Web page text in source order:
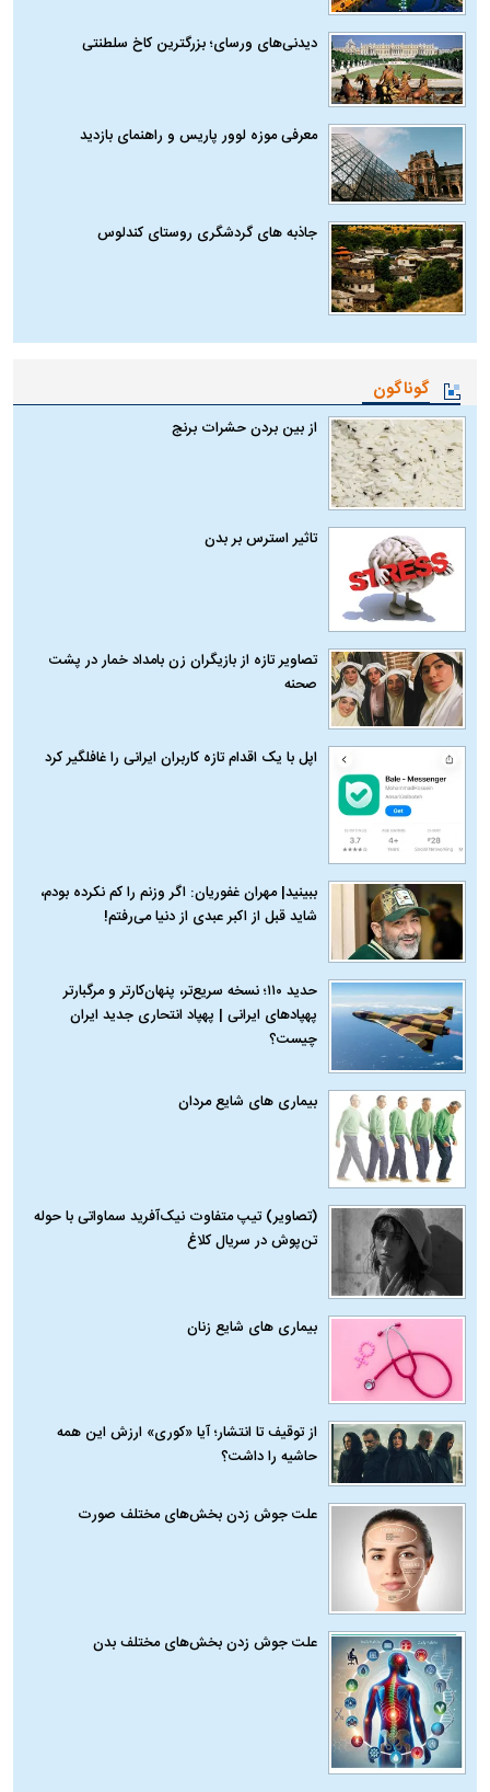
دیدنی‌های ورسای؛ بزرگترین کاخ سلطنتی
معرفی موزه لوور پاریس و راهنمای بازدید
جاذبه های گردشگری روستای کندلوس
گوناگون
از بین بردن حشرات برنج
تاثیر استرس بر بدن
تصاویر تازه از بازیگران زن بامداد خمار در پشت
صحنه
اپل با یک اقدام تازه کاربران ایرانی را غافلگیر کرد
ببینید| مهران غفوریان: اگر وزنم را کم نکرده بودم،
شاید قبل از اکبر عبدی از دنیا می‌رفتم!
حدید ۱۱۰؛ نسخه سریع‌تر، پنهان‌کارتر و مرگبارتر
پهپادهای ایرانی | پهپاد انتحاری جدید ایران
چیست؟
بیماری‌ های شایع مردان
(تصاویر) تیپ متفاوت نیک‌آفرید سماواتی با حوله
تن‌پوش در سریال کلاغ
بیماری‌ های شایع زنان
از توقیف تا انتشار؛ آیا «کوری» ارزش این همه
حاشیه را داشت؟
علت جوش زدن بخش‌های مختلف صورت
علت جوش زدن بخش‌های مختلف بدن